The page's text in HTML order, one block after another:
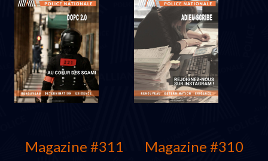
Magazine #311 Magazine #310